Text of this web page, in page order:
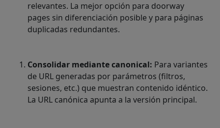
relevantes. La mejor opción para doorway
pages sin diferenciación posible y para páginas
duplicadas redundantes.
Consolidar mediante canonical: Para variantes
de URL generadas por parámetros (filtros,
sesiones, etc.) que muestran contenido idéntico.
La URL canónica apunta a la versión principal.